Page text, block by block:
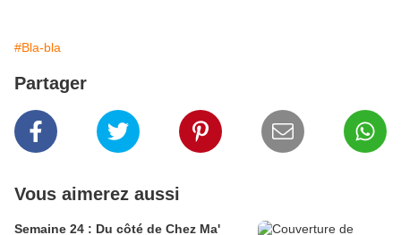
#Bla-bla
Partager
Vous aimerez aussi
Semaine 24 : Du côté de Chez Ma'